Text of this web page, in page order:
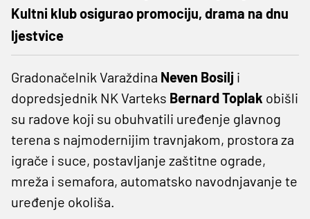
Kultni klub osigurao promociju, drama na dnu
ljestvice
Gradonačelnik Varaždina Neven Bosilj i
dopredsjednik NK Varteks Bernard Toplak obišli
su radove koji su obuhvatili uređenje glavnog
terena s najmodernijim travnjakom, prostora za
igrače i suce, postavljanje zaštitne ograde,
mreža i semafora, automatsko navodnjavanje te
uređenje okoliša.